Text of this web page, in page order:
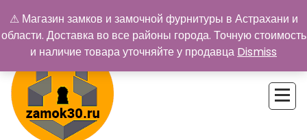
содержимому
⚠ Магазин замков и замочной фурнитуры в Астрахани и
области. Доставка во все районы города. Точную стоимость
и наличие товара уточняйте у продавца Dismiss